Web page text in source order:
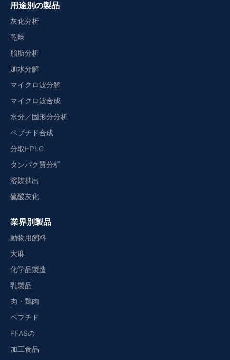
用途別の製品
灰化分析
乾燥
脂肪分析
加水分解
マイクロ波分解
マイクロ波合成
水分／固形分分析
ペプチド合成
分取HPLC
タンパク質分析
溶媒抽出
硫酸灰化
業界別製品
動物用飼料
大麻
化学品製造
乳製品
肉・鶏肉
ペプチド
PFASの
加工食品